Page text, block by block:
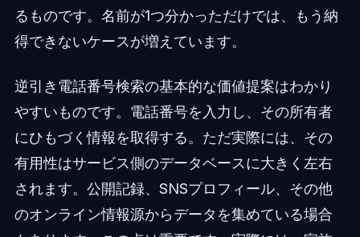
るものです。名前が1つ分かっただけでは、もう納
得できないケースが増えています。
逆引き電話番号検索の基本的な価値提案はわかり
やすいものです。電話番号を入力し、その所有者
にひもづく情報を取得する。ただ実際には、その
有用性はサービス側のデータベースに大きく左右
されます。公開記録、SNSプロフィール、その他
のオンライン情報源からデータを集めている場合